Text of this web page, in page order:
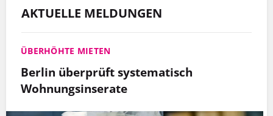
AKTUELLE MELDUNGEN
ÜBERHÖHTE MIETEN
Berlin überprüft systematisch
Wohnungsinserate